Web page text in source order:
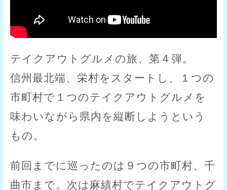
テイクアウトグルメの旅、第４弾。
信州最北端、栄村をスタートし、１つの
市町村で１つのテイクアウトグルメを
味わいながら県内を縦断しようという
もの。
前回までに巡ったのは９つの市町村、千
曲市まで。次は麻績村でテイクアウトグ